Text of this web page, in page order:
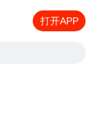
打开APP